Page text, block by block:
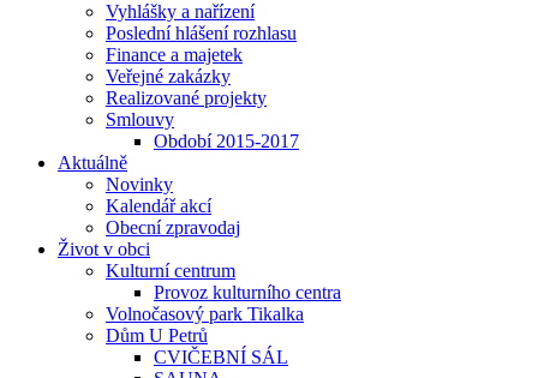
Vyhlášky a nařízení
Poslední hlášení rozhlasu
Finance a majetek
Veřejné zakázky
Realizované projekty
Smlouvy
Období 2015-2017
Aktuálně
Novinky
Kalendář akcí
Obecní zpravodaj
Život v obci
Kulturní centrum
Provoz kulturního centra
Volnočasový park Tikalka
Dům U Petrů
CVIČEBNÍ SÁL